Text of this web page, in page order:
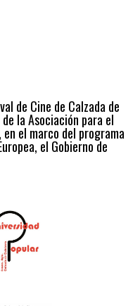
de Cine de Calzada de
la Asociación para el
el marco del programa
el Gobierno de